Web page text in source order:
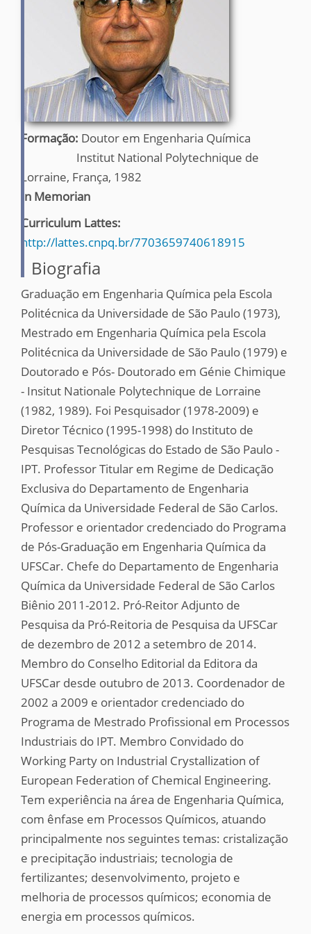
Formação: Doutor em Engenharia Química
Institut National Polytechnique de
Lorraine, França, 1982
In Memorian
Curriculum Lattes:
http://lattes.cnpq.br/7703659740618915
Biografia
Graduação em Engenharia Química pela Escola
Politécnica da Universidade de São Paulo (1973),
Mestrado em Engenharia Química pela Escola
Politécnica da Universidade de São Paulo (1979) e
Doutorado e Pós- Doutorado em Génie Chimique
- Insitut Nationale Polytechnique de Lorraine
(1982, 1989). Foi Pesquisador (1978-2009) e
Diretor Técnico (1995-1998) do Instituto de
Pesquisas Tecnológicas do Estado de São Paulo -
IPT. Professor Titular em Regime de Dedicação
Exclusiva do Departamento de Engenharia
Química da Universidade Federal de São Carlos.
Professor e orientador credenciado do Programa
de Pós-Graduação em Engenharia Química da
UFSCar. Chefe do Departamento de Engenharia
Química da Universidade Federal de São Carlos
Biênio 2011-2012. Pró-Reitor Adjunto de
Pesquisa da Pró-Reitoria de Pesquisa da UFSCar
de dezembro de 2012 a setembro de 2014.
Membro do Conselho Editorial da Editora da
UFSCar desde outubro de 2013. Coordenador de
2002 a 2009 e orientador credenciado do
Programa de Mestrado Profissional em Processos
Industriais do IPT. Membro Convidado do
Working Party on Industrial Crystallization of
European Federation of Chemical Engineering.
Tem experiência na área de Engenharia Química,
com ênfase em Processos Químicos, atuando
principalmente nos seguintes temas: cristalização
e precipitação industriais; tecnologia de
fertilizantes; desenvolvimento, projeto e
melhoria de processos químicos; economia de
energia em processos químicos.